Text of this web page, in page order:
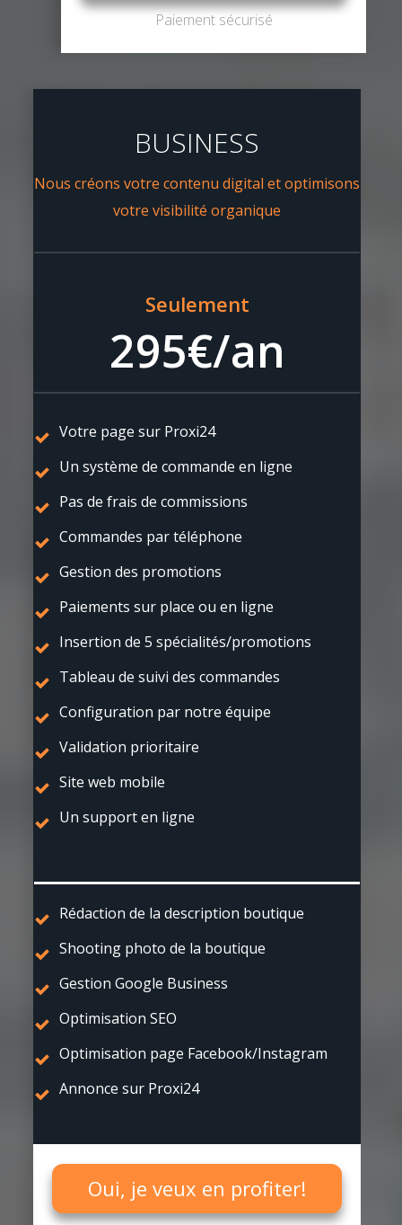
Paiement sécurisé
BUSINESS
Nous créons votre contenu digital et optimisons
votre visibilité organique
Seulement
295€/an
Votre page sur Proxi24
Un système de commande en ligne
Pas de frais de commissions
Commandes par téléphone
Gestion des promotions
Paiements sur place ou en ligne
Insertion de 5 spécialités/promotions
Tableau de suivi des commandes
Configuration par notre équipe
Validation prioritaire
Site web mobile
Un support en ligne
Rédaction de la description boutique
Shooting photo de la boutique
Gestion Google Business
Optimisation SEO
Optimisation page Facebook/Instagram
Annonce sur Proxi24
Oui, je veux en profiter!